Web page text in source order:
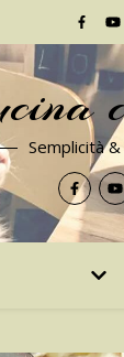
Semplicità